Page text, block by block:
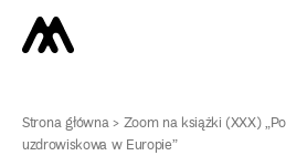
Strona główna>Zoom na książki (XXX)
uzdrowiskowa w Europie”